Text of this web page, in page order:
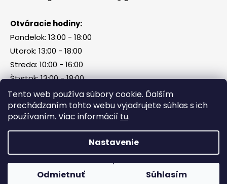
Tento web používa súbory cookie. Ďalším
prechádzaním tohto webu vyjadrujete súhlas s ich
používaním. Viac informácií tu.
Nastavenie
Odmietnuť Súhlasím
Otváracie hodiny:
Pondelok: 13:00 - 18:00
Utorok: 13:00 - 18:00
Streda: 10:00 - 16:00
Štvrtok: 13:00 - 18:00
Piatok, sobota, nedeľa: zatvorené
Vytvoril Shoptet
Všetky práva vyhradené.